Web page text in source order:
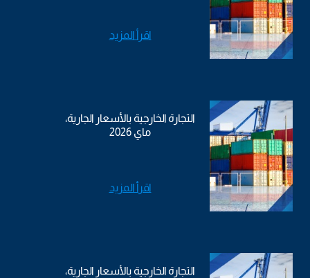
اقرأ المزيد
التجارة الخارجية بالأسعار الجارية،
ماي 2026
اقرأ المزيد
التجارة الخارجية بالأسعار الجارية،